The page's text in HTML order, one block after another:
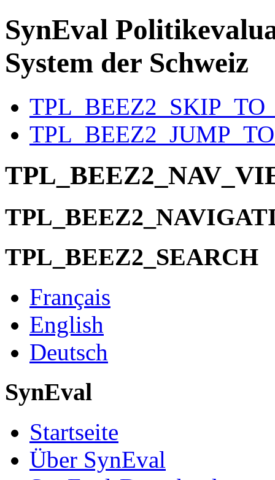
SynEval
System der Schweiz
TPL_BEEZ2_SEARCH
Français
English
Deutsch
SynEval
Startseite
Über SynEval